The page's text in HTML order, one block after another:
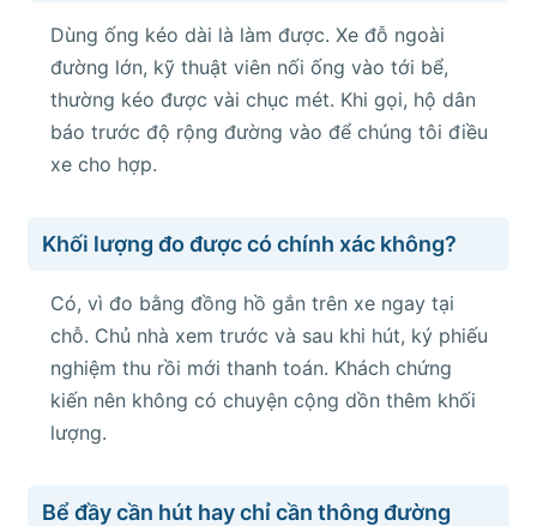
Dùng ống kéo dài là làm được. Xe đỗ ngoài
đường lớn, kỹ thuật viên nối ống vào tới bể,
thường kéo được vài chục mét. Khi gọi, hộ dân
báo trước độ rộng đường vào để chúng tôi điều
xe cho hợp.
Khối lượng đo được có chính xác không?
Có, vì đo bằng đồng hồ gắn trên xe ngay tại
chỗ. Chủ nhà xem trước và sau khi hút, ký phiếu
nghiệm thu rồi mới thanh toán. Khách chứng
kiến nên không có chuyện cộng dồn thêm khối
lượng.
Bể đầy cần hút hay chỉ cần thông đường